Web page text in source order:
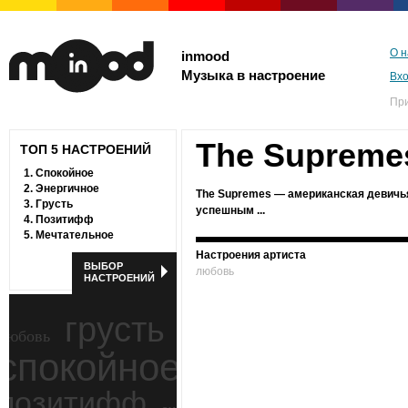
inmood
Музыка в настроение
О
ТОП 5 НАСТРОЕНИЙ
1. Спокойное
2. Энергичное
3. Грусть
4. Позитифф
5. Мечтательное
ВЫБОР
НАСТРОЕНИЙ
грусть
The
The Supremes — американская
успешным ...
Настроения артиста
любовь